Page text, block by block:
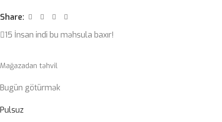
Share:
15 İnsan indi bu məhsula baxır!
Mağazadan təhvil
Bugün götürmək
Pulsuz